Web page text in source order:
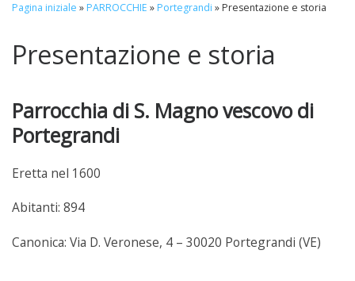
Pagina iniziale » PARROCCHIE » Portegrandi » Presentazione e storia
Presentazione e storia
Parrocchia di S. Magno vescovo di
Portegrandi
Eretta nel 1600
Abitanti: 894
Canonica: Via D. Veronese, 4 – 30020 Portegrandi (VE)